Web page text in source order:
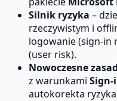
Silnik ryzyka –
rzeczywistym i
logowanie (sign-in
(user risk).
Nowoczesne
z warunkami
autokorekta